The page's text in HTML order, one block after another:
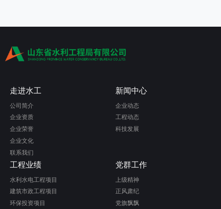
走进水工
公司简介
企业资质
企业荣誉
企业文化
联系我们
新闻中心
企业动态
工程动态
科技发展
工程业绩
水利水电工程项目
建筑市政工程项目
环保投资项目
党群工作
上级精神
正风肃纪
党旗飘飘